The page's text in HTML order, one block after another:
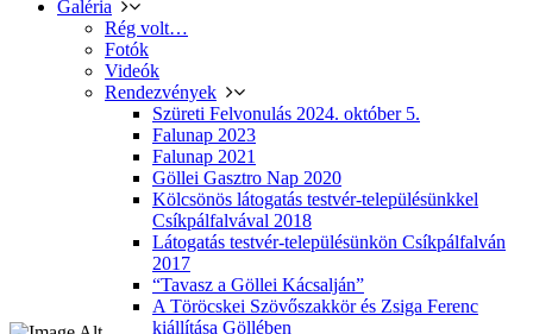
Galéria
Rég volt…
Fotók
Videók
Rendezvények
Szüreti Felvonulás 2024. október 5.
Falunap 2023
Falunap 2021
Göllei Gasztro Nap 2020
Kölcsönös látogatás testvér-településünkkel
Csíkpálfalvával 2018
Látogatás testvér-településünkön Csíkpálfalván
2017
“Tavasz a Göllei Kácsalján”
A Töröcskei Szövőszakkör és Zsiga Ferenc
kiállítása Göllében